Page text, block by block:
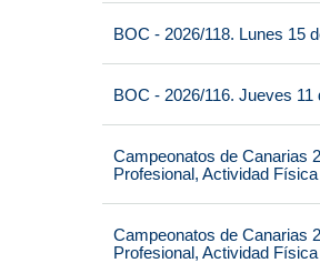
BOC - 2026/118. Lunes 15
BOC - 2026/116. Jueves 11
Campeonatos de Canarias
Profesional, Actividad
Campeonatos de Canarias
Profesional, Actividad